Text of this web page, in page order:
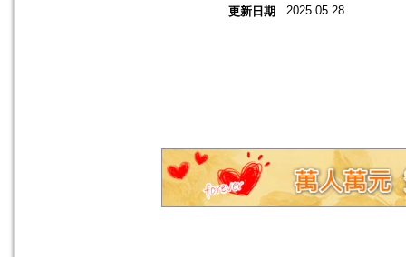
更新日期 2025.05.28